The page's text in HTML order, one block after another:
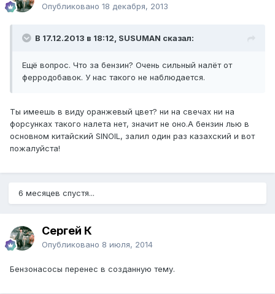
Опубликовано 18 декабря, 2013
В 17.12.2013 в 18:12, SUSUMAN сказал:
Ещё вопрос. Что за бензин? Очень сильный налёт от
ферродобавок. У нас такого не наблюдается.
Ты имеешь в виду оранжевый цвет? ни на свечах ни на
форсунках такого налета нет, значит не оно.А бензин лью в
основном китайский SINOIL, залил один раз казахский и вот
пожалуйста!
6 месяцев спустя...
Сергей К
Опубликовано 8 июля, 2014
Бензонасосы перенес в созданную тему.